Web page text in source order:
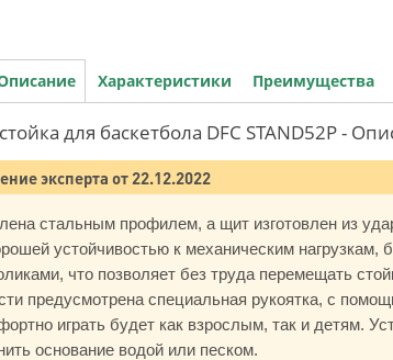
Характеристики Преимущества
для баскетбола DFC STAND52P -
эксперта от 22.12.2022
стальным профилем, а щит изготовлен из
устойчивостью к механическим нагрузкам,
что позволяет без труда перемещать
предусмотрена специальная рукоятка, с
играть будет как взрослым, так и детям.
основание водой или песком.